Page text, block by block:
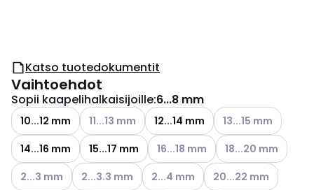
Katso tuotedokumentit
Vaihtoehdot
Sopii kaapelihalkaisijoille:6...8 mm
10...12 mm Katso käytettävissä olevat vaihtoehdot
11...13 mm 12...14 mm Katso
13...15 mm
14...16 mm
15...17 mm Katso käytettävissä olevat
16...18 mm Katso
18...20 mm
Katso käytettävissä olevat vaihtoehdot
2...3 mm Katso käytettävissä olevat vaihtoehdot
2...3.3 mm Katso käytettävissä olevat
2...4 mm Katso käytettävissä
20...22 mm